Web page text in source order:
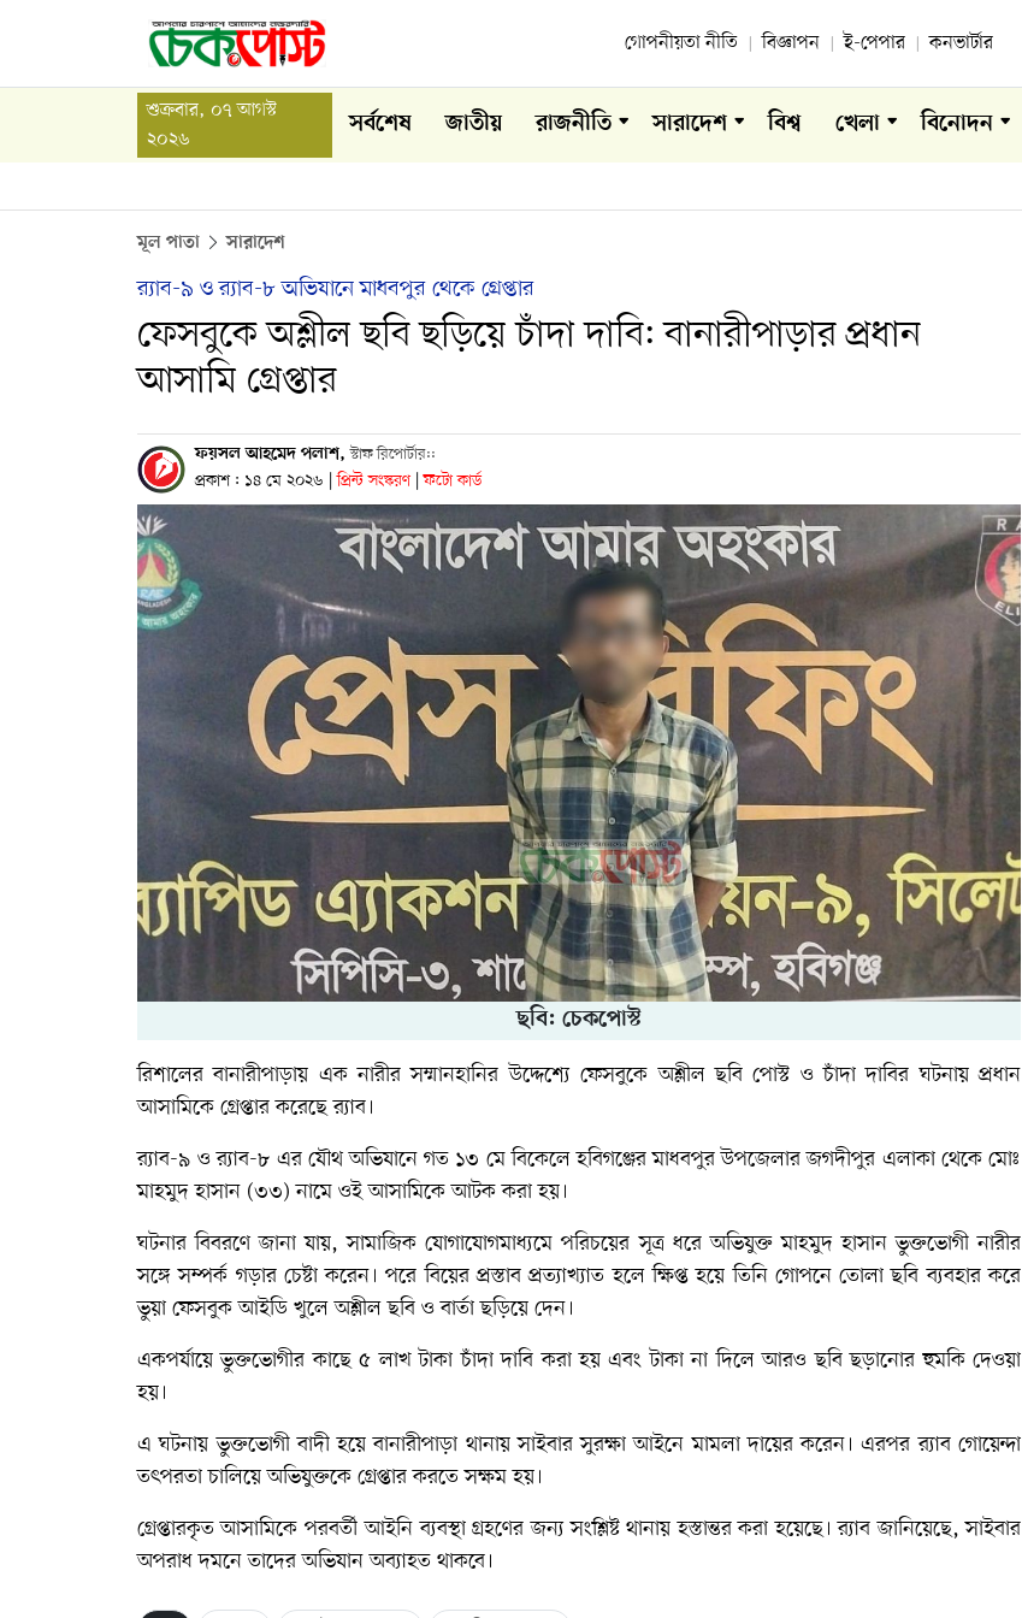
গোপনীয়তা নীতি বিজ্ঞাপন ই-পেপার কনভার্টার
শুক্রবার, ০৭ আগস্ট
২০২৬
সর্বশেষ জাতীয় রাজনীতি সারাদেশ বিশ্ব খেলা বিনোদন
মূল পাতা সারাদেশ
র‌্যাব-৯ ও র‌্যাব-৮ অভিযানে মাধবপুর থেকে গ্রেপ্তার
ফেসবুকে অশ্লীল ছবি ছড়িয়ে চাঁদা দাবি: বানারীপাড়ার প্রধান
আসামি গ্রেপ্তার
ফয়সল আহমেদ পলাশ,স্টাফ রিপোর্টার::
প্রকাশ : ১৪ মে ২০২৬ | প্রিন্ট সংস্করণ | ফটো কার্ড
ছবি: চেকপোস্ট
রিশালের বানারীপাড়ায় এক নারীর সম্মানহানির উদ্দেশ্যে ফেসবুকে অশ্লীল ছবি পোস্ট ও চাঁদা দাবির ঘটনায় প্রধান
আসামিকে গ্রেপ্তার করেছে র‌্যাব।
র‌্যাব-৯ ও র‌্যাব-৮ এর যৌথ অভিযানে গত ১৩ মে বিকেলে হবিগঞ্জের মাধবপুর উপজেলার জগদীপুর এলাকা থেকে মোঃ
মাহমুদ হাসান (৩৩) নামে ওই আসামিকে আটক করা হয়।
ঘটনার বিবরণে জানা যায়, সামাজিক যোগাযোগমাধ্যমে পরিচয়ের সূত্র ধরে অভিযুক্ত মাহমুদ হাসান ভুক্তভোগী নারীর
সঙ্গে সম্পর্ক গড়ার চেষ্টা করেন। পরে বিয়ের প্রস্তাব প্রত্যাখ্যাত হলে ক্ষিপ্ত হয়ে তিনি গোপনে তোলা ছবি ব্যবহার করে
ভুয়া ফেসবুক আইডি খুলে অশ্লীল ছবি ও বার্তা ছড়িয়ে দেন।
একপর্যায়ে ভুক্তভোগীর কাছে ৫ লাখ টাকা চাঁদা দাবি করা হয় এবং টাকা না দিলে আরও ছবি ছড়ানোর হুমকি দেওয়া
হয়।
এ ঘটনায় ভুক্তভোগী বাদী হয়ে বানারীপাড়া থানায় সাইবার সুরক্ষা আইনে মামলা দায়ের করেন। এরপর র‌্যাব গোয়েন্দা
তৎপরতা চালিয়ে অভিযুক্তকে গ্রেপ্তার করতে সক্ষম হয়।
গ্রেপ্তারকৃত আসামিকে পরবর্তী আইনি ব্যবস্থা গ্রহণের জন্য সংশ্লিষ্ট থানায় হস্তান্তর করা হয়েছে। র‌্যাব জানিয়েছে, সাইবার
অপরাধ দমনে তাদের অভিযান অব্যাহত থাকবে।